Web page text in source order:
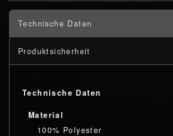
Technische Daten
Produktsicherheit
Technische Daten
Material
100% Polyester